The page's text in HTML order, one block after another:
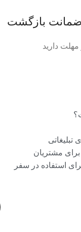
دارید
تبلیغاتی
برای مشتریان
استفاده در سفر